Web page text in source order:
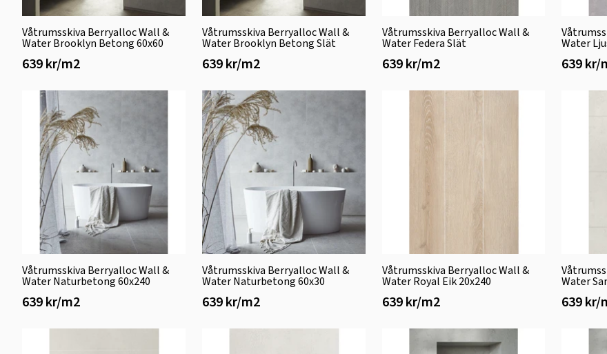
Våtrumsskiva Berryalloc Wall &
Water Brooklyn Betong 60x60
639 kr/m2
Våtrumsskiva Berryalloc Wall &
Water Brooklyn Betong Slät
639 kr/m2
Våtrumsskiva Berryalloc Wall &
Water Federa Slät
639 kr/m2
Water
639 kr/
Våtrumsskiva Berryalloc Wall &
Water Naturbetong 60x240
639 kr/m2
Våtrumsskiva Berryalloc Wall &
Water Naturbetong 60x30
639 kr/m2
Våtrumsskiva Berryalloc Wall &
Water Royal Eik 20x240
639 kr/m2
Water
639 kr/